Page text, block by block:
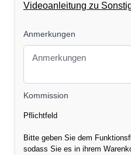
Videoanleitung zu
Anmerkungen
Kommission
Pflichtfeld
Bitte geben Sie dem
sodass Sie es in ihrem